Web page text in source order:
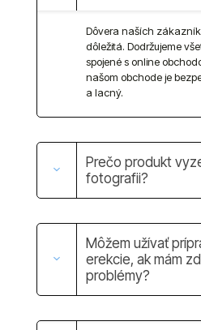
Dôvera naších
dôležitá. Dodržujeme
spojené s online
našom obchode je
a lacný.
Prečo produkt
fotografii?
Môžem užívať
erekcie, ak mám
problémy?